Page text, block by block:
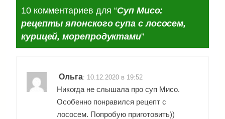
10 комментариев для “Суп Мисо:
рецепты японского супа с лососем,
курицей, морепродуктами”
Ольга: 10.12.2020 в 19:52
Никогда не слышала про суп Мисо.
Особенно понравился рецепт с
лососем. Попробую приготовить))